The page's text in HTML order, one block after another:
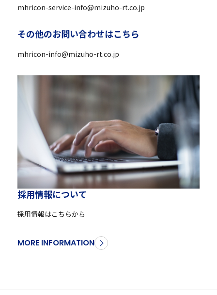
mhricon-service-info@mizuho-rt.co.jp
その他のお問い合わせはこちら
mhricon-info@mizuho-rt.co.jp
採用情報について
採用情報はこちらから
MORE INFORMATION